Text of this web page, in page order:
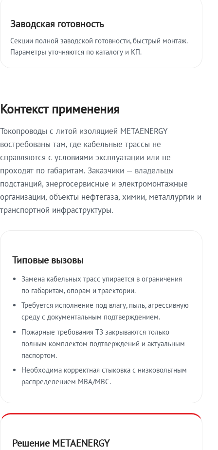
Заводская готовность
Секции полной заводской готовности, быстрый монтаж.
Параметры уточняются по каталогу и КП.
Контекст применения
Токопроводы с литой изоляцией METAENERGY
востребованы там, где кабельные трассы не
справляются с условиями эксплуатации или не
проходят по габаритам. Заказчики — владельцы
подстанций, энергосервисные и электромонтажные
организации, объекты нефтегаза, химии, металлургии и
транспортной инфраструктуры.
Типовые вызовы
Замена кабельных трасс упирается в ограничения
по габаритам, опорам и траектории.
Требуется исполнение под влагу, пыль, агрессивную
среду с документальным подтверждением.
Пожарные требования ТЗ закрываются только
полным комплектом подтверждений и актуальным
паспортом.
Необходима корректная стыковка с низковольтным
распределением МВА/МВС.
Решение METAENERGY